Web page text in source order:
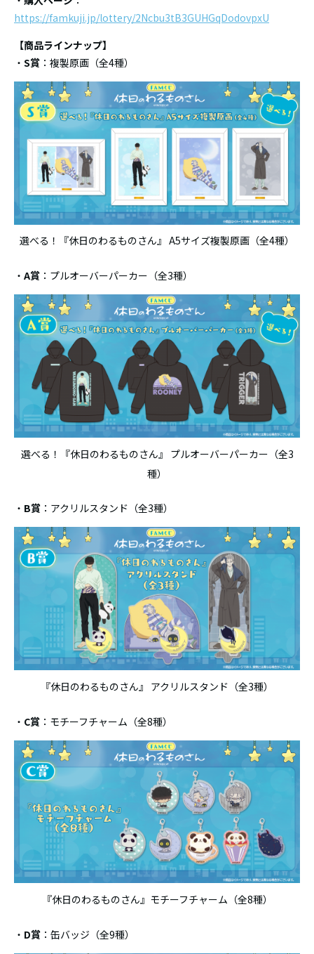
https://famkuji.jp/lottery/2Ncbu3tB3GUHGqDodovpxU
【商品ラインナップ】
・ S賞 ：複製原画（全4種）
選べる！『休日のわるものさん』 A5サイズ複製原画（全4種）
・ A賞 ：プルオーバーパーカー（全3種）
選べる！『休日のわるものさん』 プルオーバーパーカー（全3
種）
・ B賞 ：アクリルスタンド（全3種）
『休日のわるものさん』 アクリルスタンド（全3種）
・ C賞 ：モチーフチャーム（全8種）
『休日のわるものさん』モチーフチャーム（全8種）
・ D賞 ：缶バッジ（全9種）